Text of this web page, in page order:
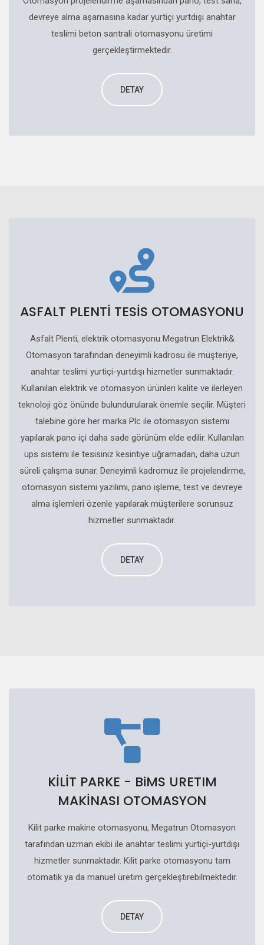
devreye alma aşamasına kadar yurtiçi yurtdışı anahtar
teslimi beton santrali otomasyonu üretimi
gerçekleştirmektedir.
DETAY
ASFALT PLENTİ TESİS OTOMASYONU
Asfalt Plenti, elektrik otomasyonu Megatrun Elektrik&
Otomasyon tarafından deneyimli kadrosu ile müşteriye,
anahtar teslimi yurtiçi-yurtdışı hizmetler sunmaktadır.
Kullanılan elektrik ve otomasyon ürünleri kalite ve ilerleyen
teknoloji göz önünde bulundurularak önemle seçilir. Müşteri
talebine göre her marka Plc ile otomasyon sistemi
yapılarak pano içi daha sade görünüm elde edilir. Kullanılan
ups sistemi ile tesisiniz kesintiye uğramadan, daha uzun
süreli çalışma sunar. Deneyimli kadromuz ile projelendirme,
otomasyon sistemi yazılımı, pano işleme, test ve devreye
alma işlemleri özenle yapılarak müşterilere sorunsuz
hizmetler sunmaktadır.
DETAY
KİLİT PARKE - BiMS URETIM
MAKİNASI OTOMASYON
Kilit parke makine otomasyonu, Megatrun Otomasyon
tarafından uzman ekibi ile anahtar teslimi yurtiçi-yurtdışı
hizmetler sunmaktadır. Kilit parke otomasyonu tam
otomatik ya da manuel üretim gerçekleştirebilmektedir.
DETAY